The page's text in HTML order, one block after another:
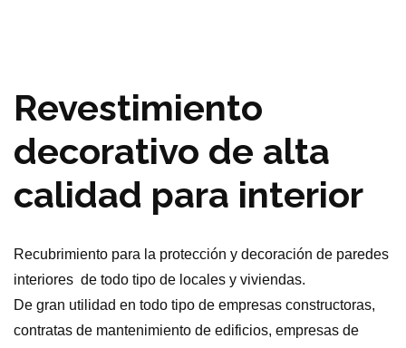
Revestimiento
decorativo de alta
calidad para interior
Recubrimiento para la protección y decoración de paredes
interiores de todo tipo de locales y viviendas.
De gran utilidad en todo tipo de empresas constructoras,
contratas de mantenimiento de edificios, empresas de